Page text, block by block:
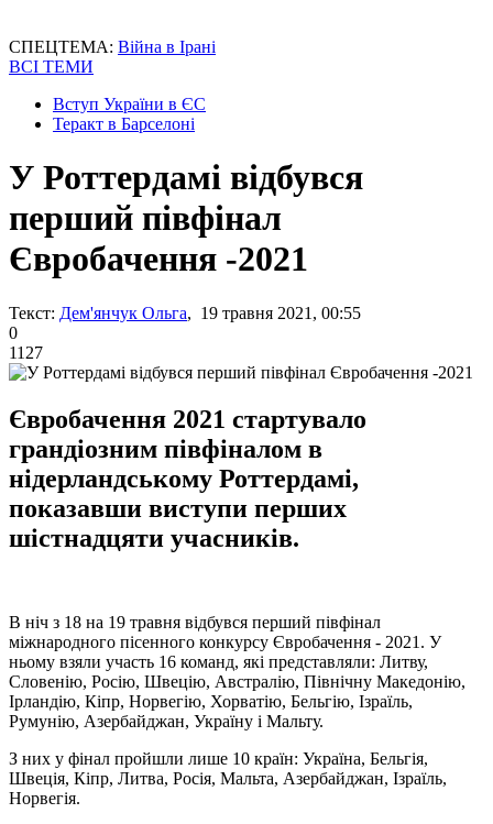
СПЕЦТЕМА: Війна в Ірані
ВСІ ТЕМИ
Вступ України в ЄС
Теракт в Барселоні
У Роттердамі відбувся
перший півфінал
Євробачення -2021
Текст: Дем'янчук Ольга, 19 травня 2021, 00:55
0
1127
Євробачення 2021 стартувало
грандіозним півфіналом в
нідерландському Роттердамі,
показавши виступи перших
шістнадцяти учасників.
В ніч з 18 на 19 травня відбувся перший півфінал
міжнародного пісенного конкурсу Євробачення - 2021. У
ньому взяли участь 16 команд, які представляли: Литву,
Словенію, Росію, Швецію, Австралію, Північну Македонію,
Ірландію, Кіпр, Норвегію, Хорватію, Бельгію, Ізраїль,
Румунію, Азербайджан, Україну і Мальту.
З них у фінал пройшли лише 10 країн: Україна, Бельгія,
Швеція, Кіпр, Литва, Росія, Мальта, Азербайджан, Ізраїль,
Норвегія.